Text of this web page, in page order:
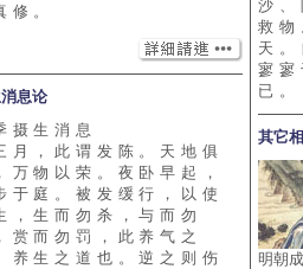
修。
息论
摄生消息
月，此谓发陈。天地俱
万物以荣。夜卧早起，
于庭。被发缓行，以使
，生而勿杀，与而勿
赏而勿罚，此养气之
养生之道也。逆之则伤
沙
救
天
寥
已。
其它
明朝